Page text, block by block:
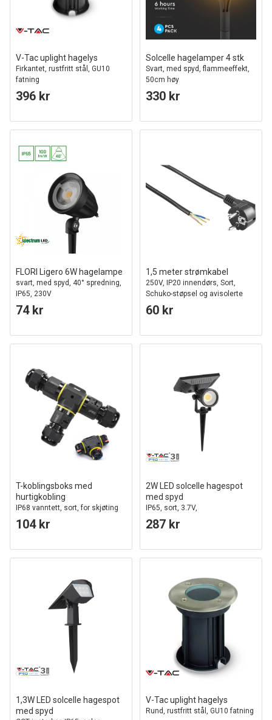
V-Tac uplight hagelys
Firkantet, rustfritt stål, GU10
fatning
396 kr
Solcelle hagelamper 4 stk
Svart, med spyd, flammeeffekt,
50cm høy
330 kr
FLORI Ligero 6W hagelampe
svart, med spyd, 40° spredning,
IP65, 230V
74 kr
1,5 meter strømkabel
250V, IP20 innendørs, Sort,
Schuko-støpsel og avisolerte
ledninger, 16A
60 kr
T-koblingsboks med
hurtigkobling
IP68 vanntett, sort, for skjøting
av ledninger, 3-leder
104 kr
2W LED solcelle hagespot
med spyd
IP65, sort, 3.7V,
skumringssensor, COB LED,
varm hvit
287 kr
1,3W LED solcelle hagespot
med spyd
V-Tac uplight hagelys
Rund, rustfritt stål, GU10 fatning